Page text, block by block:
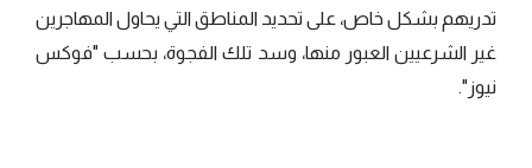
تدريهم بشكل خاص، على تحديد المناطق التي يحاول المهاجرين
غير الشرعيين العبور منها، وسد تلك الفجوة، بحسب "فوكس
نيوز".